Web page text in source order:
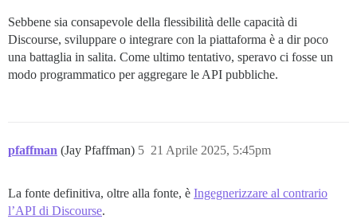
Sebbene sia consapevole della flessibilità delle capacità di
Discourse, sviluppare o integrare con la piattaforma è a dir poco
una battaglia in salita. Come ultimo tentativo, speravo ci fosse un
modo programmatico per aggregare le API pubbliche.
pfaffman (Jay Pfaffman) 21 Aprile 2025, 5:45pm
5
La fonte definitiva, oltre alla fonte, è Ingegnerizzare al contrario
l’API di Discourse.